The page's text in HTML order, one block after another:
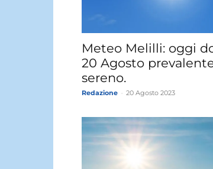
Meteo Melilli: oggi
20 Agosto
sereno.
Redazione 20 Agosto 2023